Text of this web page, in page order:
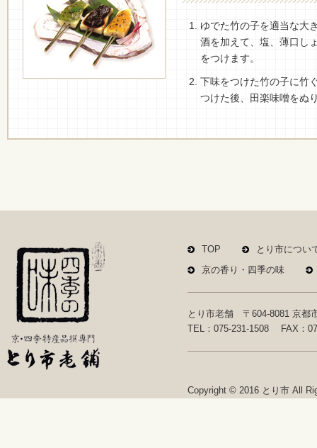
ゆでた竹の子を適当な大
酒を加えて、塩、薄口し
をつけます。
下味をつけた竹の子に竹
つけた後、田楽味噌をぬ
TOP とり市につい
京の香り・四季の味
とり市老舗 〒604-8081 京都
TEL：075-231-1508 FAX：
Copyright © 2016 とり市 All